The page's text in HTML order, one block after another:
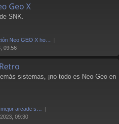
Geo X
SNK.
Neo GEO X ho…
09:56
sistemas, ¡no todo es Neo Geo en
arcade s…
09:30